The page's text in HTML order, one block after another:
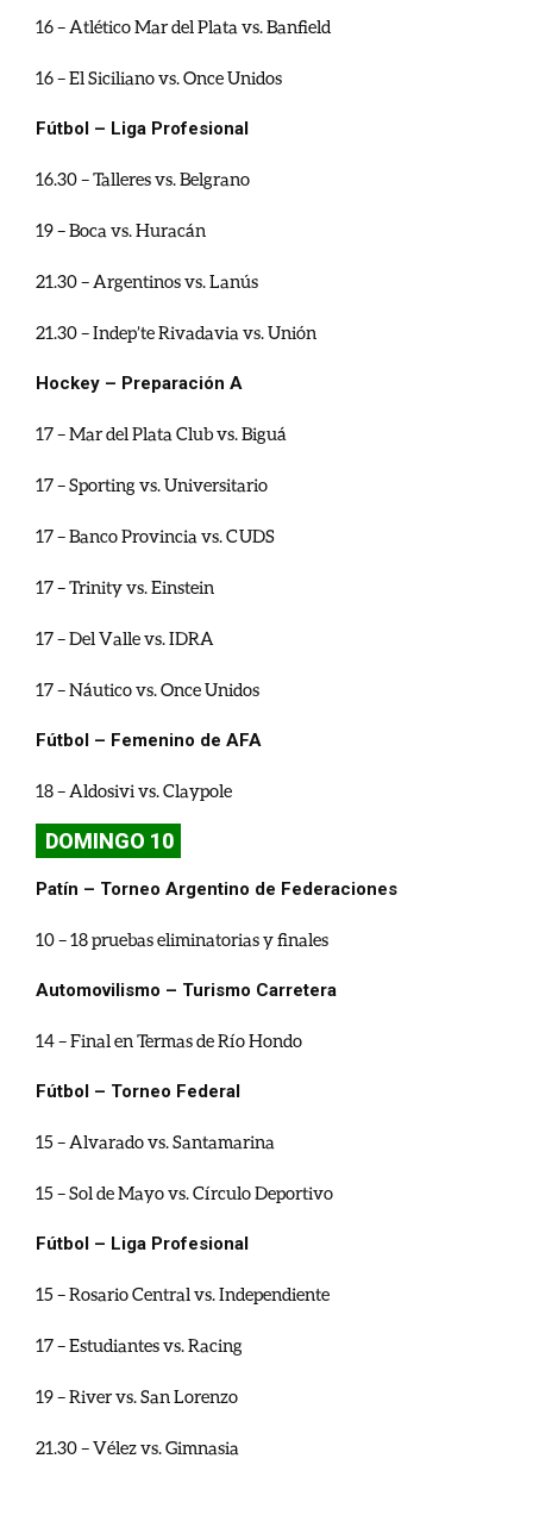
16 – Atlético Mar del Plata vs. Banfield
16 – El Siciliano vs. Once Unidos
Fútbol – Liga Profesional
16.30 – Talleres vs. Belgrano
19 – Boca vs. Huracán
21.30 – Argentinos vs. Lanús
21.30 – Indep’te Rivadavia vs. Unión
Hockey – Preparación A
17 – Mar del Plata Club vs. Biguá
17 – Sporting vs. Universitario
17 – Banco Provincia vs. CUDS
17 – Trinity vs. Einstein
17 – Del Valle vs. IDRA
17 – Náutico vs. Once Unidos
Fútbol – Femenino de AFA
18 – Aldosivi vs. Claypole
DOMINGO 10
Patín – Torneo Argentino de Federaciones
10 – 18 pruebas eliminatorias y finales
Automovilismo – Turismo Carretera
14 – Final en Termas de Río Hondo
Fútbol – Torneo Federal
15 – Alvarado vs. Santamarina
15 – Sol de Mayo vs. Círculo Deportivo
Fútbol – Liga Profesional
15 – Rosario Central vs. Independiente
17 – Estudiantes vs. Racing
19 – River vs. San Lorenzo
21.30 – Vélez vs. Gimnasia